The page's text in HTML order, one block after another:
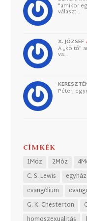
"amikor
választ…
X. JÓZSEF
A „költő”
va…
Péter,
CÍMKÉK
1Móz 2Móz
C. S. Lewis
egyház
evangélium
G. K. Chesterton